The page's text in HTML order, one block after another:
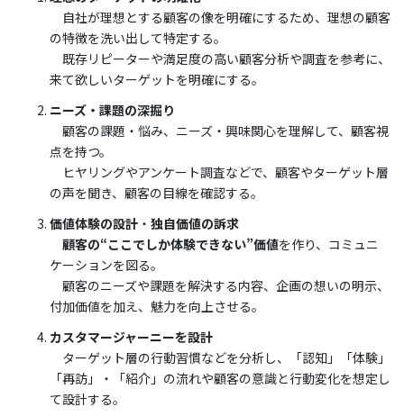
自社が理想とする顧客の像を明確にするため、理想の顧客
の特徴を洗い出して特定する。
既存リピーターや満足度の高い顧客分析や調査を参考に、
来て欲しいターゲットを明確にする。
ニーズ・課題の深掘り
顧客の課題・悩み、ニーズ・興味関心を理解して、顧客視
点を持つ。
ヒヤリングやアンケート調査などで、顧客やターゲット層
の声を聞き、顧客の目線を確認する。
価値体験の設計 ・ 独自価値の訴求
顧客の“ここでしか体験できない”価値を作り、コミュニ
ケーションを図る。
顧客のニーズや課題を解決する内容、企画の想いの明示、
付加価値を加え、魅力を向上させる。
カスタマージャーニーを設計
ターゲット層の行動習慣などを分析し、「認知」「体験」
「再訪」・「紹介」の流れや顧客の意識と行動変化を想定し
て設計する。